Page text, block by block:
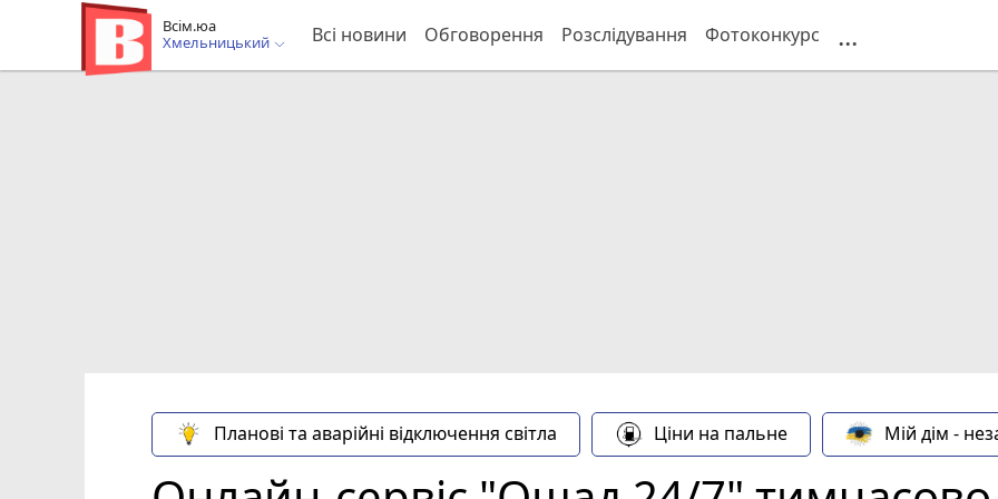
Всім.юа
Хмельницький
Всі новини Обговорення Розслідування Фотоконкурс ...
Планові та аварійні відключення світла Ціни на пальне Мій дім -